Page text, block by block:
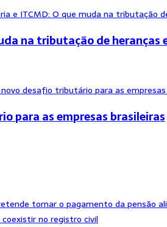
na tributação de heranças
para as empresas brasileiras
tornar o pagamento da pensão
no registro civil